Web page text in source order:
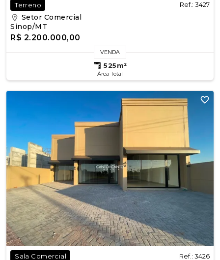
Terreno Ref.: 3427
Setor Comercial
Sinop/MT
R$ 2.200.000,00
VENDA
525m²
Área Total
Sala Comercial Ref.: 3426